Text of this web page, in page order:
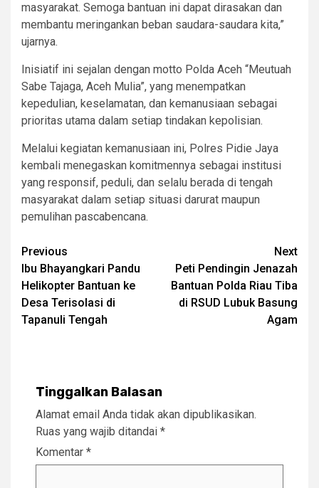
masyarakat. Semoga bantuan ini dapat dirasakan dan
membantu meringankan beban saudara-saudara kita,”
ujarnya.
Inisiatif ini sejalan dengan motto Polda Aceh “Meutuah
Sabe Tajaga, Aceh Mulia”, yang menempatkan
kepedulian, keselamatan, dan kemanusiaan sebagai
prioritas utama dalam setiap tindakan kepolisian.
Melalui kegiatan kemanusiaan ini, Polres Pidie Jaya
kembali menegaskan komitmennya sebagai institusi
yang responsif, peduli, dan selalu berada di tengah
masyarakat dalam setiap situasi darurat maupun
pemulihan pascabencana.
Post
navigation
Previous
Ibu Bhayangkari Pandu
Helikopter Bantuan ke
Desa Terisolasi di
Tapanuli Tengah
Next
Peti Pendingin Jenazah
Bantuan Polda Riau Tiba
di RSUD Lubuk Basung
Agam
Tinggalkan Balasan
Alamat email Anda tidak akan dipublikasikan.
Ruas yang wajib ditandai *
Komentar *